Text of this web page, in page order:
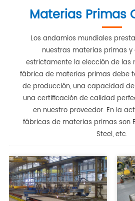
Materias Primas
Los andamios mundiales
nuestras materias primas y
estrictamente la elección de las
fábrica de materias primas debe
de producción, una capacidad
una certificación de calidad
en nuestro proveedor. En la
fábricas de materias primas son
Steel, etc.